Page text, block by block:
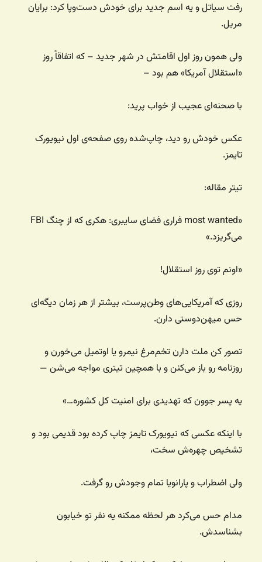
رفت سیاتل و یه اسم جدید برای خودش دست‌وپا کرد: برایان
مریل.
ولی همون روز اول اقامتش در شهر جدید – که اتفاقاً روز
«استقلال آمریکا» هم بود –
با صحنه‌ای عجیب از خواب پرید:
عکس خودش رو دید، چاپ‌شده روی صفحه‌ی اول نیویورک
تایمز.
تیتر مقاله:
«most wanted فراری فضای سایبری: هکری که از چنگ FBI
می‌گریزد.»
«اونم توی روز استقلال!
روزی که آمریکایی‌های وطن‌پرست، بیشتر از هر زمان دیگه‌ای
حس میهن‌دوستی دارن.
تصور کن ملت دارن تخم‌مرغ نیمرو یا اوتمیل می‌خورن و
روزنامه رو باز می‌کنن و با همچین تیتری مواجه می‌شن —
یه پسر جوون که تهدیدی برای امنیت کل کشوره…»
با اینکه عکسی که نیویورک تایمز چاپ کرده بود قدیمی بود و
تشخیص چهره‌ش سخت،
ولی اضطراب و پارانویا تمام وجودش رو گرفت.
مدام حس می‌کرد هر لحظه ممکنه یه نفر تو خیابون
بشناسدش.